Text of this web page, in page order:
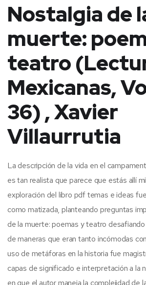
Nostalgia de
muerte:
teatro
Mexicanas,
36) , Xavier
Villaurrutia
La descripción de la vida en el
es tan realista que parece que estás allí
exploración del libro pdf temas e ideas
como matizada, planteando preguntas
de la muerte: poemas y teatro
de maneras que eran tanto incómodas
uso de metáforas en la historia fue
capas de significado e interpretación a la
en que el autor maneja la complejidad de